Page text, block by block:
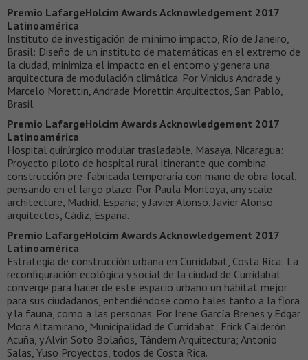
Premio LafargeHolcim Awards Acknowledgement 2017
Latinoamérica
Instituto de investigación de mínimo impacto, Río de Janeiro,
Brasil: Diseño de un instituto de matemáticas en el extremo de
la ciudad, minimiza el impacto en el entorno y genera una
arquitectura de modulación climática. Por Vinicius Andrade y
Marcelo Morettin, Andrade Morettin Arquitectos, San Pablo,
Brasil.
Premio LafargeHolcim Awards Acknowledgement 2017
Latinoamérica
Hospital quirúrgico modular trasladable, Masaya, Nicaragua:
Proyecto piloto de hospital rural itinerante que combina
construcción pre-fabricada temporaria con mano de obra local,
pensando en el largo plazo. Por Paula Montoya, any scale
architecture, Madrid, España; y Javier Alonso, Javier Alonso
arquitectos, Cádiz, España.
Premio LafargeHolcim Awards Acknowledgement 2017
Latinoamérica
Estrategia de construcción urbana en Curridabat, Costa Rica: La
reconfiguración ecológica y social de la ciudad de Curridabat
converge para hacer de este espacio urbano un hábitat mejor
para sus ciudadanos, entendiéndose como tales tanto a la flora
y la fauna, como a las personas. Por Irene García Brenes y Edgar
Mora Altamirano, Municipalidad de Curridabat; Erick Calderón
Acuña, y Alvin Soto Bolaños, Tándem Arquitectura; Antonio
Salas, Yuso Proyectos, todos de Costa Rica.